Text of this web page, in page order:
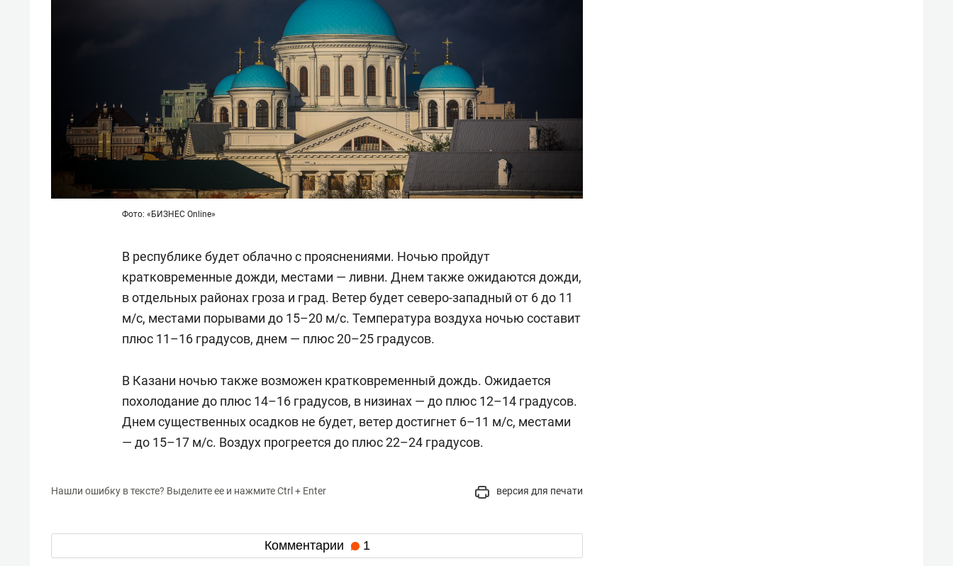
Фото: «БИЗНЕС Online»
В республике будет облачно с прояснениями. Ночью пройдут
кратковременные дожди, местами — ливни. Днем также ожидаются дожди,
в отдельных районах гроза и град. Ветер будет северо-западный от 6 до 11
м/с, местами порывами до 15–20 м/с. Температура воздуха ночью составит
плюс 11–16 градусов, днем — плюс 20–25 градусов.
В Казани ночью также возможен кратковременный дождь. Ожидается
похолодание до плюс 14–16 градусов, в низинах — до плюс 12–14 градусов.
Днем существенных осадков не будет, ветер достигнет 6–11 м/c, местами
— до 15–17 м/с. Воздух прогреется до плюс 22–24 градусов.
Нашли ошибку в тексте? Выделите ее и нажмите Ctrl + Enter версия для печати
Комментарии 1